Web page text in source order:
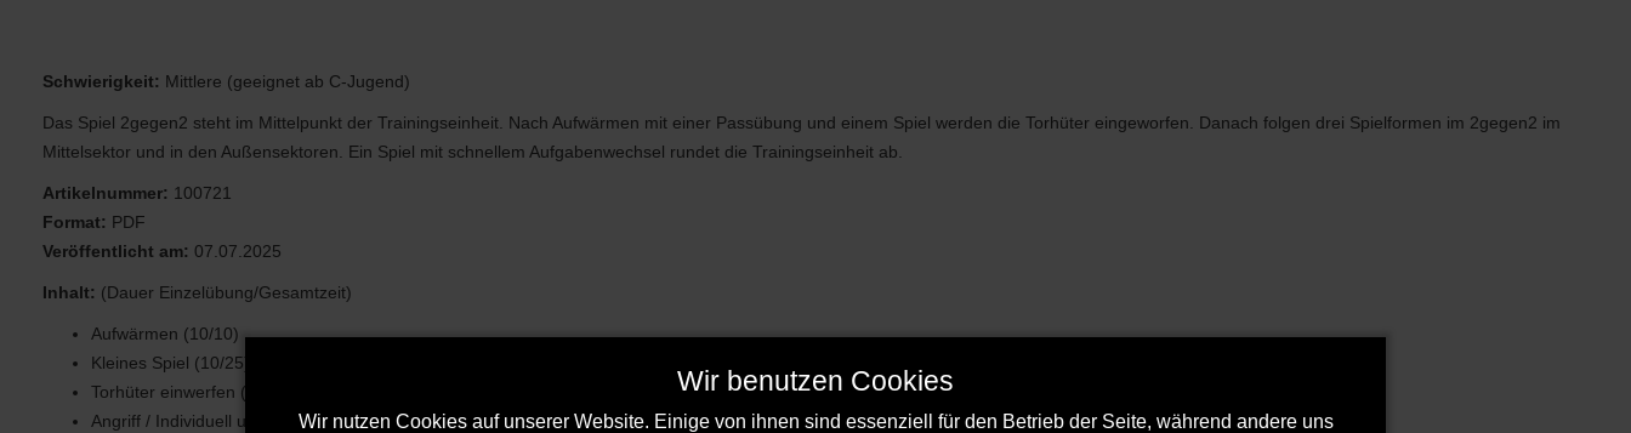
Schwierigkeit: Mittlere (geeignet ab C-Jugend)
Das Spiel 2gegen2 steht im Mittelpunkt der Trainingseinheit. Nach Aufwärmen mit einer Passübung und einem Spiel werden die Torhüter eingeworfen. Danach folgen drei Spielformen im 2gegen2 im
Mittelsektor und in den Außensektoren. Ein Spiel mit schnellem Aufgabenwechsel rundet die Trainingseinheit ab.
Artikelnummer: 100721
Format: PDF
Veröffentlicht am: 07.07.2025
Inhalt: (Dauer Einzelübung/Gesamtzeit)
Aufwärmen (10/10)
Kleines Spiel (10/25)
Torhüter einwerfen (10/35)
Angriff / Individuell und Kleingruppe (10/45)
Wir benutzen Cookies
Wir nutzen Cookies auf unserer Website. Einige von ihnen sind essenziell für den Betrieb der Seite, während andere uns